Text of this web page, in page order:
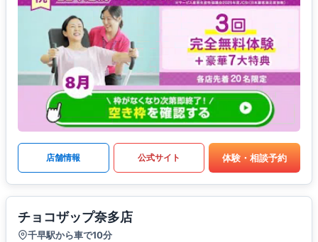
店舗情報 公式サイト 体験・相談予約
チョコザップ奈多店
千早駅から車で10分